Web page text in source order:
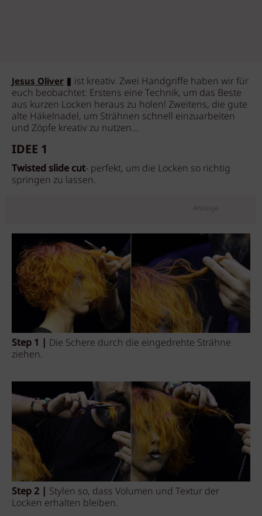
Jesus Oliver
ist kreativ. Zwei Handgriffe haben wir für
euch beobachtet: Erstens eine Technik, um das Beste
aus kurzen Locken heraus zu holen! Zweitens, die gute
alte Häkelnadel, um Strähnen schnell einzuarbeiten
und Zöpfe kreativ zu nutzen...
IDEE 1
Twisted slide cut- perfekt, um die Locken so richtig
springen zu lassen.
Anzeige
Step 1 |
Die Schere durch die eingedrehte Strähne
ziehen.
Step 2 | Stylen so, dass Volumen und Textur der
Locken erhalten bleiben.